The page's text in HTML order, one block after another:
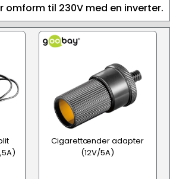
omform til 230V med en inverter.
Cigarettænder adapter
(12V/5A)